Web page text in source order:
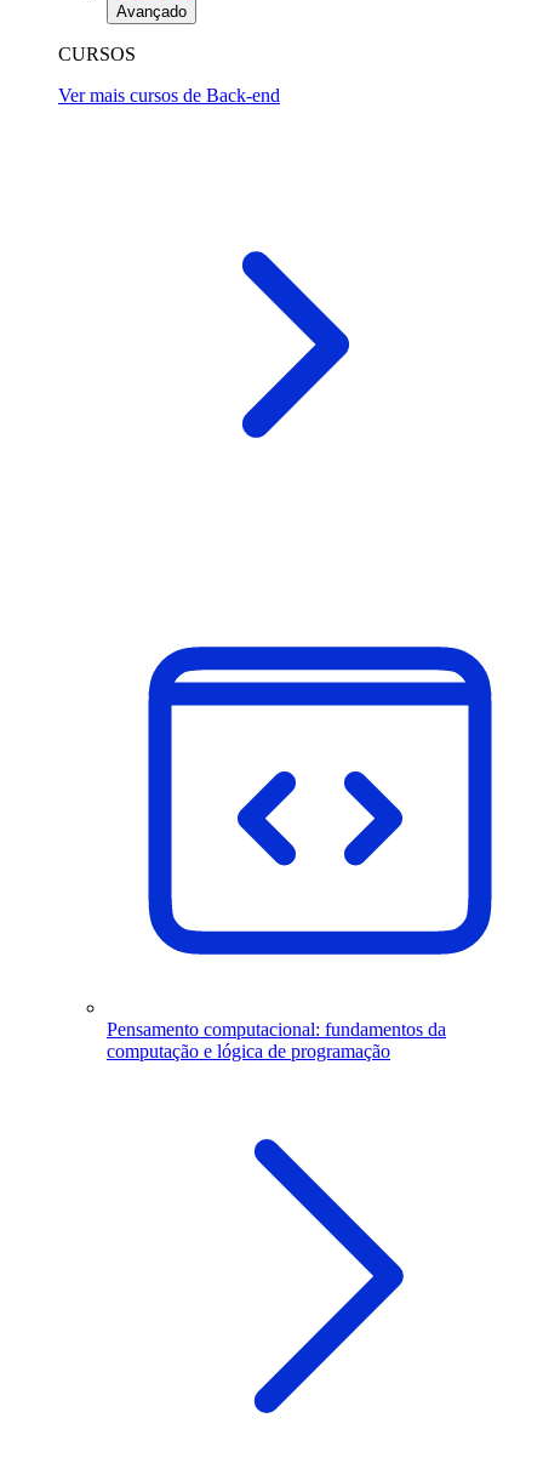
Avançado
CURSOS
Ver mais cursos de Back-end
Pensamento computacional: fundamentos da
computação e lógica de programação